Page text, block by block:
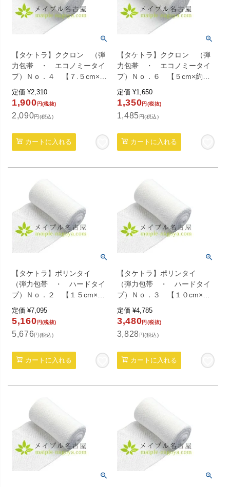
【タケトラ】ククロン （弾
力包帯 ・ エコノミータイ
プ）Ｎｏ．４ 【７.５cm×約
４.５ｍ】 ６巻入り
定価 ¥2,310
1,900 円(税抜)
2,090円(税込)
カートに入れる
【タケトラ】ククロン （弾
力包帯 ・ エコノミータイ
プ）Ｎｏ．６ 【５cm×約４.
５ｍ】 ６巻入り
定価 ¥1,650
1,350円(税抜)
1,485 円(税込)
カートに入れる
【タケトラ】ポリンタイ
（弾力包帯 ・ ハードタイ
プ）Ｎｏ．２ 【１５cm×４.
５ｍ】 １０巻入り
定価 ¥7,095
5,160 円(税抜)
5,676 円(税込)
カートに入れる
【タケトラ】ポリンタイ
（弾力包帯 ・ ハードタイ
プ）Ｎｏ．３ 【１０cm×４.
５ｍ】 １０巻入り
定価 ¥4,785
3,480円(税抜)
3,828 円(税込)
カートに入れる